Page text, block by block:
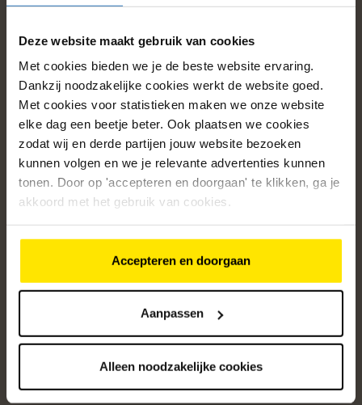
Deze website maakt gebruik van cookies
Met cookies bieden we je de beste website ervaring.
Dankzij noodzakelijke cookies werkt de website goed.
Met cookies voor statistieken maken we onze website
elke dag een beetje beter. Ook plaatsen we cookies
zodat wij en derde partijen jouw website bezoeken
kunnen volgen en we je relevante advertenties kunnen
tonen. Door op 'accepteren en doorgaan' te klikken, ga je
akkoord met het gebruik van cookies.
Accepteren en doorgaan
Aanpassen
Alleen noodzakelijke cookies
home
Populaire categorieën
Onze service
Klantenservice
Over ons
4.8 /5
Altijd op de hoogte van onze acties
Ontvang de beste aanbiedingen en persoonlijk advies.
Aanmelden